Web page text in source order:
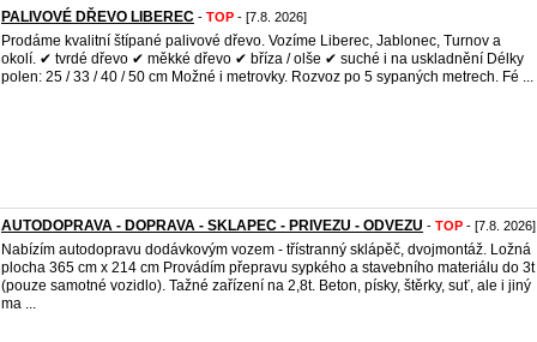
PALIVOVÉ DŘEVO LIBEREC - TOP - [7.8. 2026]
Prodáme kvalitní štípané palivové dřevo. Vozíme Liberec, Jablonec, Turnov a
okolí. ✔ tvrdé dřevo ✔ měkké dřevo ✔ bříza / olše ✔ suché i na uskladnění Délky
polen: 25 / 33 / 40 / 50 cm Možné i metrovky. Rozvoz po 5 sypaných metrech. Fé ...
AUTODOPRAVA - DOPRAVA - SKLAPEC - PRIVEZU - ODVEZU - TOP - [7.8. 2026]
Nabízím autodopravu dodávkovým vozem - třístranný sklápěč, dvojmontáž. Ložná
plocha 365 cm x 214 cm Provádím přepravu sypkého a stavebního materiálu do 3t
(pouze samotné vozidlo). Tažné zařízení na 2,8t. Beton, písky, štěrky, suť, ale i jiný
ma ...